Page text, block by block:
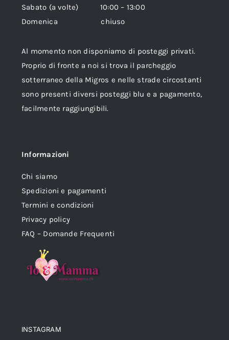
Sabato (a volte) 10:00 – 13:00
Domenica chiuso
Al momento non disponiamo di posteggi privati.
Proprio di fronte a noi si trova il parcheggio
sotterraneo della Migros e nelle strade circostanti
sono presenti diversi posteggi blu e a pagamento,
facilmente raggiungibili.
Informazioni
Chi siamo
Spedizioni e pagamenti
Termini e condizioni
Privacy policy
FAQ – Domande Frequenti
INSTAGRAM